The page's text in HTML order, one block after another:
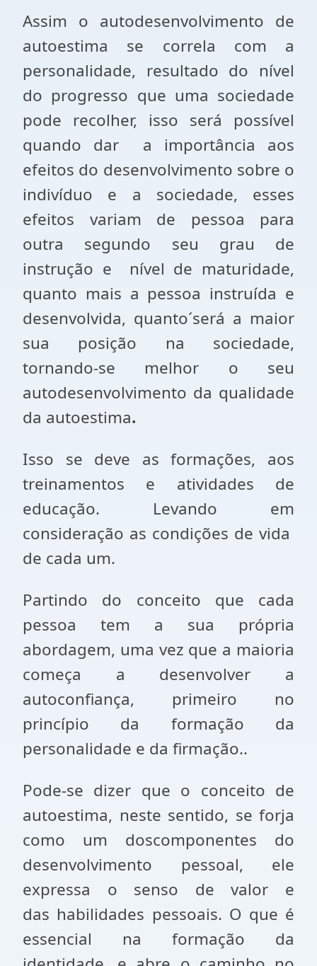
Assim o autodesenvolvimento de
autoestima se correla com a
personalidade, resultado do nível
do progresso que uma sociedade
pode recolher, isso será possível
quando dar a importância aos
efeitos do desenvolvimento sobre o
indivíduo e a sociedade, esses
efeitos variam de pessoa para
outra segundo seu grau de
instrução e nível de maturidade,
quanto mais a pessoa instruída e
desenvolvida, quanto´será a maior
sua posição na sociedade,
tornando-se melhor o seu
autodesenvolvimento da qualidade
da autoestima.
Isso se deve as formações, aos
treinamentos e atividades de
educação. Levando em
consideração as condições de vida
de cada um.
Partindo do conceito que cada
pessoa tem a sua própria
abordagem, uma vez que a maioria
começa a desenvolver a
autoconfiança, primeiro no
princípio da formação da
personalidade e da firmação..
Pode-se dizer que o conceito de
autoestima, neste sentido, se forja
como um doscomponentes do
desenvolvimento pessoal, ele
expressa o senso de valor e
das habilidades pessoais. O que é
essencial na formação da